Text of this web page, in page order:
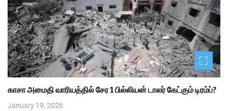
காசா அமைதி வாரியத்தில் சேர 1 பில்லியன் டாலர் கேட்கும் டிரம்ப்?
January 19, 2026